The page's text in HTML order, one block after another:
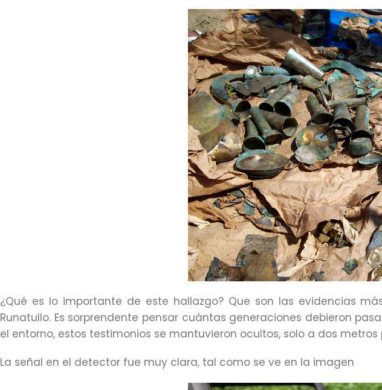
¿Qué es lo importante de este hallazgo? Que son las evidencias
Runatullo. Es sorprendente pensar cuántas generaciones debieron
el entorno, estos testimonios se mantuvieron ocultos, solo a dos
La señal en el detector fue muy clara, tal como se ve en la imagen